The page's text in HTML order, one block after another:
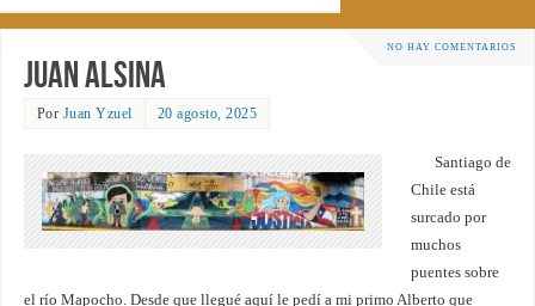
NO HAY COMENTARIOS
Juan Alsina
Por Juan Yzuel 20 agosto, 2025
Santiago de
Chile está
surcado por
muchos
puentes sobre
el río Mapocho. Desde que llegué aquí le pedí a mi primo Alberto que